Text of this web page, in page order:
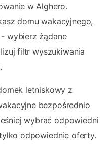
w Alghero.
domu wakacyjnego,
wybierz żądane
filtr wyszukiwania
letniskowy z
bezpośrednio
wybrać odpowiedni
odpowiednie oferty.